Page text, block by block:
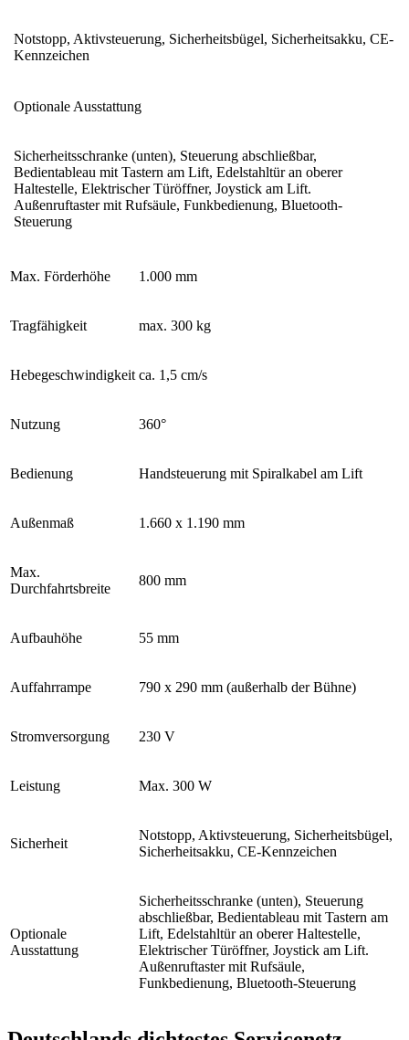
Notstopp, Aktivsteuerung, Sicherheitsbügel, Sicherheitsakku, CE-
Kennzeichen
Optionale Ausstattung
Sicherheitsschranke (unten), Steuerung abschließbar,
Bedientableau mit Tastern am Lift, Edelstahltür an oberer
Haltestelle, Elektrischer Türöffner, Joystick am Lift.
Außenruftaster mit Rufsäule, Funkbedienung, Bluetooth-
Steuerung
Max. Förderhöhe 1.000 mm
Tragfähigkeit max. 300 kg
Hebegeschwindigkeit ca. 1,5 cm/s
Nutzung 360°
Bedienung Handsteuerung mit Spiralkabel am Lift
Außenmaß 1.660 x 1.190 mm
Max.
Durchfahrtsbreite
800 mm
Aufbauhöhe 55 mm
Auffahrrampe 790 x 290 mm (außerhalb der Bühne)
Stromversorgung 230 V
Leistung Max. 300 W
Sicherheit
Notstopp, Aktivsteuerung, Sicherheitsbügel,
Sicherheitsakku, CE-Kennzeichen
Optionale
Ausstattung
Sicherheitsschranke (unten), Steuerung
abschließbar, Bedientableau mit Tastern am
Lift, Edelstahltür an oberer Haltestelle,
Elektrischer Türöffner, Joystick am Lift.
Außenruftaster mit Rufsäule,
Funkbedienung, Bluetooth-Steuerung